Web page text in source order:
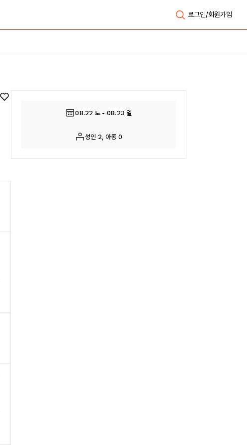
로그인/회원가입
08.22 토 - 08.23 일
성인 2, 아동 0